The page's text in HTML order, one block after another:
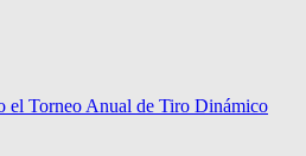
el Torneo Anual de Tiro Dinámico